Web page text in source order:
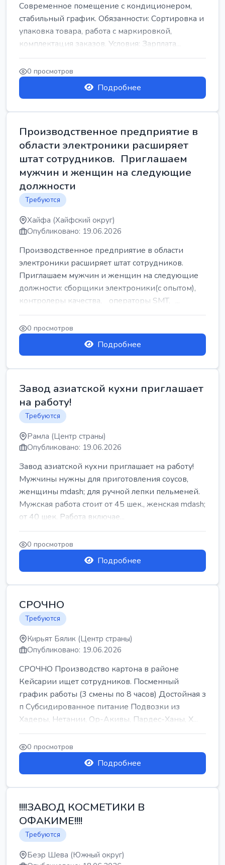
Современное помещение с кондиционером,
стабильный график. Обязанности: Сортировка и
упаковка товара, работа с маркировкой,
комплектация заказов. Условия: Зарплата...
0 просмотров
Подробнее
Производственное предприятие в
области электроники расширяет
штат сотрудников. Приглашаем
мужчин и женщин на следующие
должности
Требуются
Хайфа (Хайфский округ)
Опубликовано: 19.06.2026
Производственное предприятие в области
электроники расширяет штат сотрудников.
Приглашаем мужчин и женщин на следующие
должности: сборщики электроники(с опытом),
контролеры качества, операторы SMT, ...
0 просмотров
Подробнее
Завод азиатской кухни приглашает
на работу!
Требуются
Рамла (Центр страны)
Опубликовано: 19.06.2026
Завод азиатской кухни приглашает на работу!
Мужчины нужны для приготовления соусов,
женщины mdash; для ручной лепки пельменей.
Мужская работа стоит от 45 шек., женская mdash;
от 40 шек. Работа включае...
0 просмотров
Подробнее
СРОЧНО
Требуются
Кирьят Бялик (Центр страны)
Опубликовано: 19.06.2026
СРОЧНО Производство картона в районе
Кейсарии ищет сотрудников. Посменный
график работы (3 смены по 8 часов) Достойная з
п Субсидированное питание Подвозки из
Хадеры, Нетании, Ор-Акивы, Пардес-Ханы, Х...
0 просмотров
Подробнее
!!!!ЗАВОД КОСМЕТИКИ В
ОФАКИМЕ!!!!
Требуются
Беэр Шева (Южный округ)